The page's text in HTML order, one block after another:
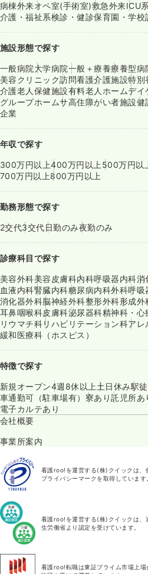
病棟外来オペ室(手術室)救急外来ICU系
介護・福祉系検診・健診保育園・学校
施設形態で探す
一般病院大学病院一般＋療養療養型病
美容クリニック訪問看護介護施設特別
介護老人保健施設有料老人ホームデイ
グループホームサ高住障がい者施設健
企業
年収で探す
300万円以上400万円以上 500万円以
700万円以上800万円以上
勤務形態で探す
2交代3交代日勤のみ夜勤のみ
診療科目で探す
美容外科美容皮膚科内科呼吸器内科消
血液内科腎臓内科糖尿病内科外科呼吸
消化器外科脳神経外科整形外科形成外
耳鼻咽喉科皮膚科泌尿器科精神科・心
リウマチ科リハビリテーション科アレ
緩和医療科（ホスピス）
特徴で探す
新規オープン4週8休以上 土日休み駅
車通勤可（駐車場有） 寮あり託児所あ
電子カルテあり
会社概要
事業所案内
看護roo!を運営する(株)クイックは、
プライバシーマークを取得しています
看護roo!を運営する(株)クイックは、
生労働省より認定を受けています。
看護roo!転職は東証プライム市場上